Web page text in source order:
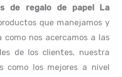
de regalo de papel La
que manejamos y
nos acercamos a las
de los clientes, nuestra
como los mejores a nivel